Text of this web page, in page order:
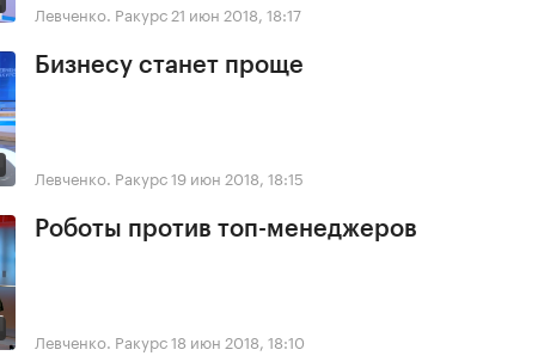
Левченко. Ракурс 21 июн 2018, 18:17
Бизнесу станет проще
Левченко. Ракурс19 июн 2018, 18:15
Роботы против топ-менеджеров
Левченко. Ракурс18 июн 2018, 18:10